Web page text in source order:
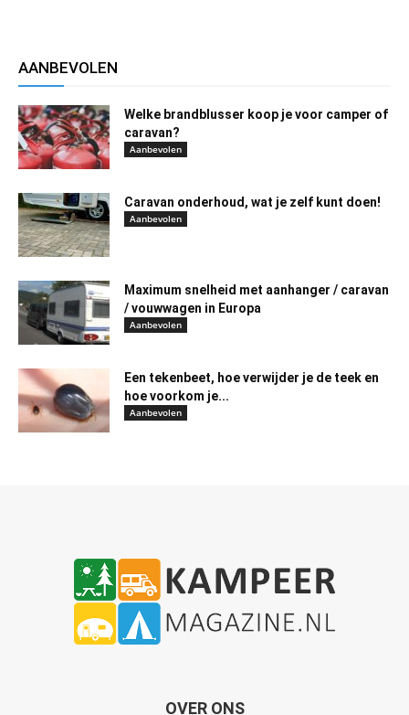
AANBEVOLEN
Welke brandblusser koop je voor camper of
caravan?
Aanbevolen
Caravan onderhoud, wat je zelf kunt doen!
Aanbevolen
Maximum snelheid met aanhanger / caravan
/ vouwwagen in Europa
Aanbevolen
Een tekenbeet, hoe verwijder je de teek en
hoe voorkom je...
Aanbevolen
OVER ONS